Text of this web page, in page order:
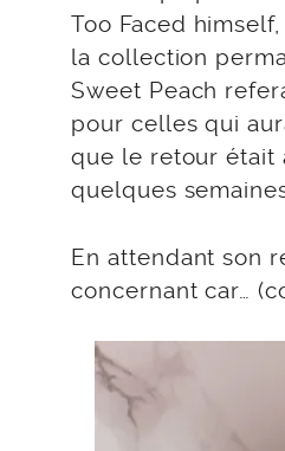
Too Faced
la collection
Sweet Peach
pour celles qui
que le retour était
quelques
En attendant son
concernant car…